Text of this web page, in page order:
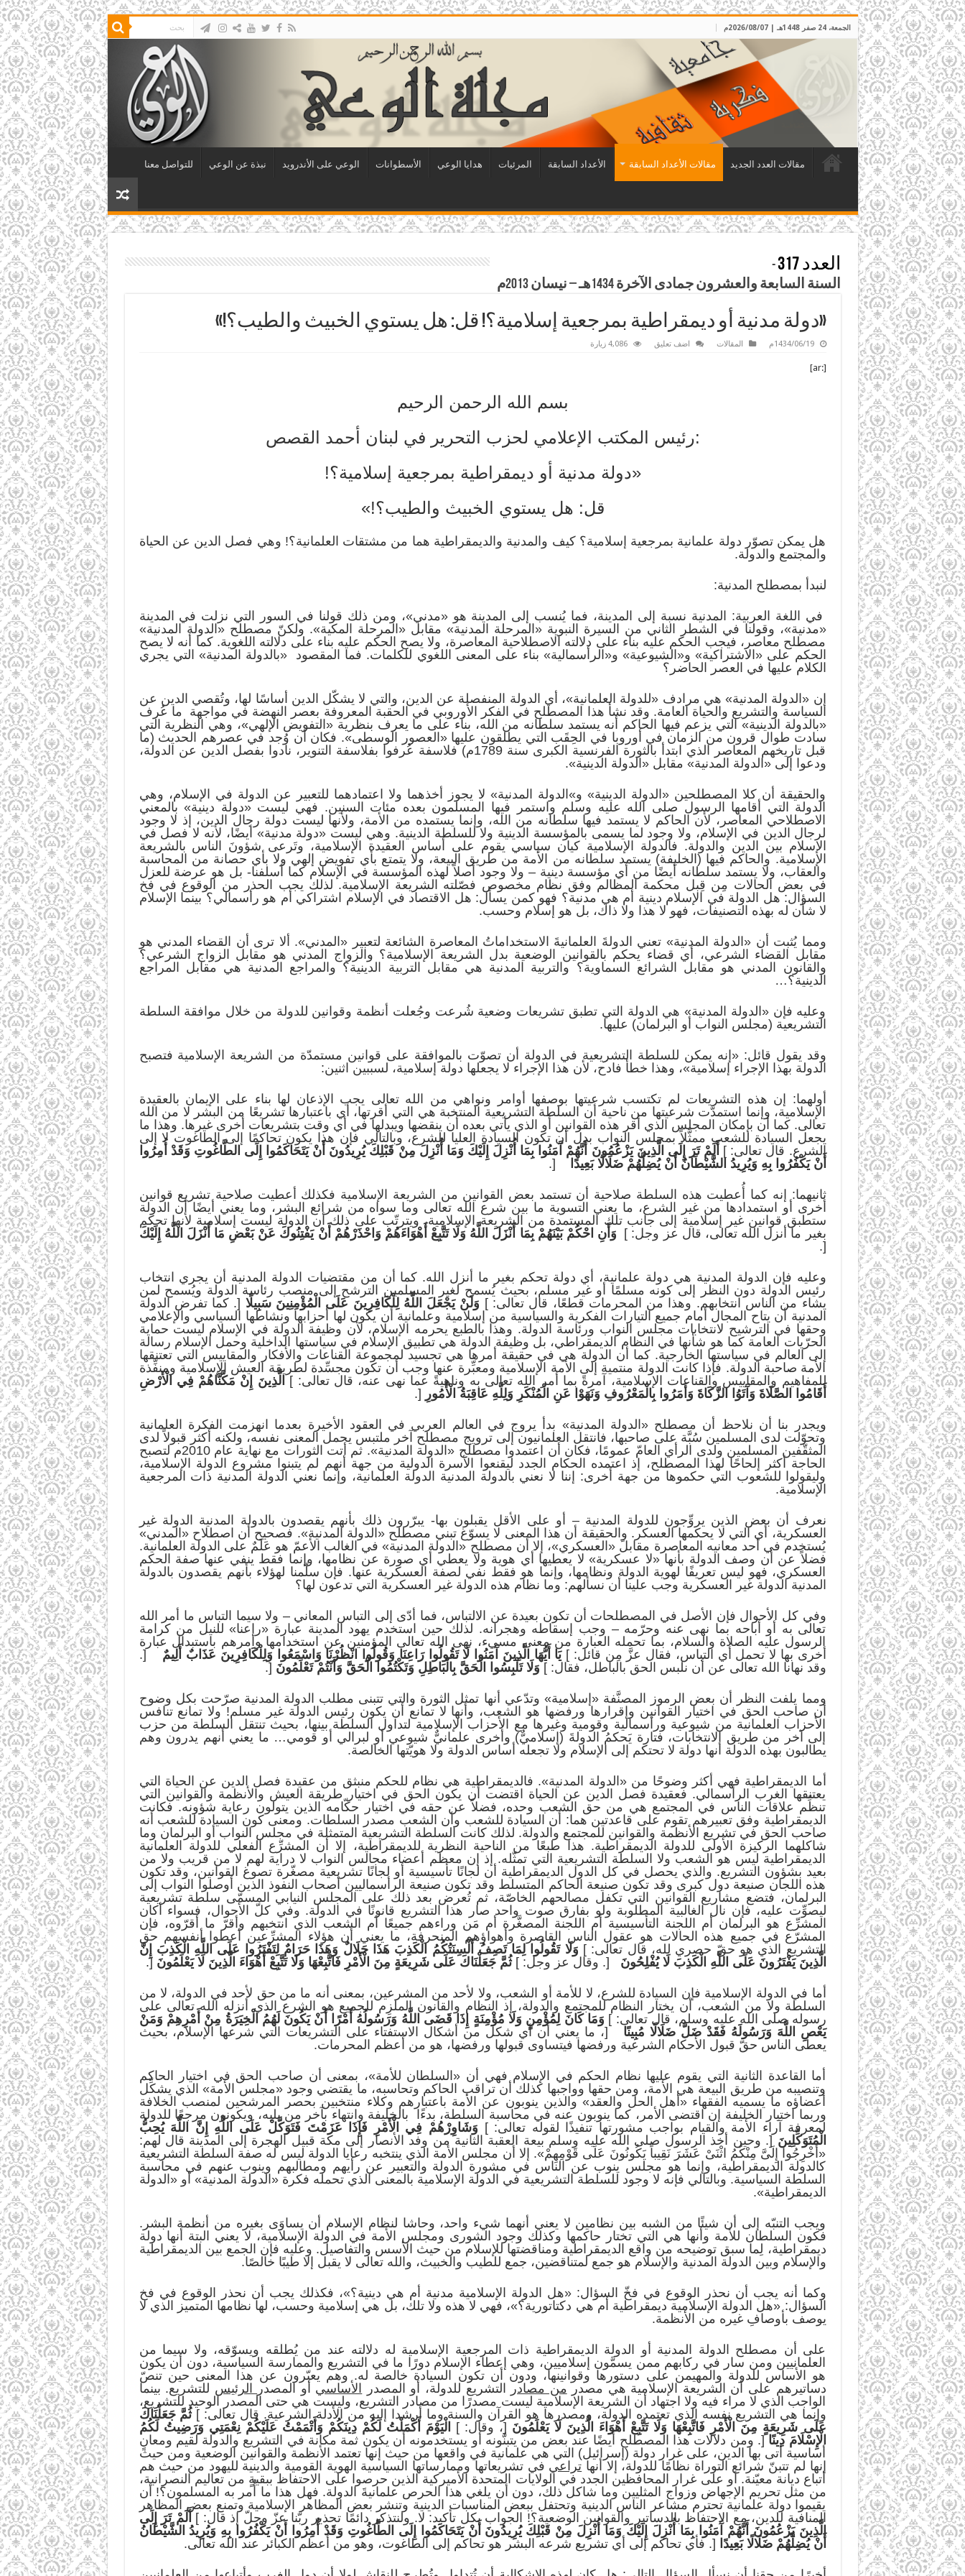
الجمعة، 24 صفر 1448هـ | 2026/08/07م
مقالات العدد الجديد مقالات الأعداد السابقة الأعداد السابقة المرئيات هدايا الوعي الأسطوانات الوعي على الأندرويد نبذة عن الوعي للتواصل معنا
العدد 317
-
السنة السابعة والعشرون جمادى الآخرة 1434هـ – نيسان 2013م
«دولة مدنية أو ديمقراطية بمرجعية إسلامية؟! قل: هل يستوي الخبيث والطيب؟!»
1434/06/19م المقالات اضف تعليق 4,086 زيارة
[:ar]
بسم الله الرحمن الرحيم
رئيس المكتب الإعلامي لحزب التحرير في لبنان أحمد القصص:
«دولة مدنية أو ديمقراطية بمرجعية إسلامية؟!
قل: هل يستوي الخبيث والطيب؟!»
هل يمكن تصوّر دولة علمانية بمرجعية إسلامية؟ كيف والمدنية والديمقراطية هما من مشتقات العلمانية؟! وهي فصل الدين عن الحياة
والمجتمع والدولة.
لنبدأ بمصطلح المدنية:
في اللغة العربية: المدنية نسبة إلى المدينة، فما يُنسب إلى المدينة هو «مدني»، ومن ذلك قولنا في السور التي نزلت في المدينة
«مدنية»، وقولنا في الشطر الثاني من السيرة النبوية «المرحلة المدنية» مقابل «المرحلة المكية». ولكنّ مصطلح «الدولة المدنية»
مصطلح معاصر، فيجب الحكم عليه بناء على دلالته الاصطلاحية المعاصرة، ولا يصح الحكم عليه بناء على دلالته اللغوية. كما أنه لا يصح
الحكم على «الاشتراكية» و«الشيوعية» و«الرأسمالية» بناء على المعنى اللغوي للكلمات. فما المقصود «بالدولة المدنية» التي يجري
الكلام عليها في العصر الحاضر؟
إن «الدولة المدنية» هي مرادف «للدولة العلمانية»، أي الدولة المنفصلة عن الدين، والتي لا يشكّل الدين أساسًا لها، وتُقصي الدين عن
السياسة والتشريع والحياة العامة. وقد نشأ هذا المصطلح في الفكر الأوروبي في الحقبة المعروفة بعصر النهضة في مواجهة ما عُرف
«بالدولة الدينية» التي يزعم فيها الحاكم أنه يستمد سلطانه من الله، بناء على ما يعرف بنظرية «التفويض الإلهي»، وهي النظرية التي
سادت طوال قرون من الزمان في أوروبا في الحِقَب التي يطلقون عليها «العصور الوسطى». فكان أن وُجد في عصرهم الحديث (ما
قبل تاريخهم المعاصر الذي ابتدأ بالثورة الفرنسية الكبرى سنة 1789م) فلاسفة عُرفوا بفلاسفة التنوير، نادوا بفصل الدين عن الدولة،
ودعوا إلى «الدولة المدنية» مقابل «الدولة الدينية».
والحقيقة أن كلا المصطلحين «الدولة الدينية» و»الدولة المدنية» لا يجوز أخذهما ولا اعتمادهما للتعبير عن الدولة في الإسلام، وهي
الدولة التي أقامها الرسول صلى الله عليه وسلم واستمر فيها المسلمون بعده مئات السنين. فهي ليست «دولة دينية» بالمعني
الاصطلاحي المعاصر، لأن الحاكم لا يستمد فيها سلطانه من الله، وإنما يستمده من الأمة، ولأنها ليست دولة رجال الدين، إذ لا وجود
لرجال الدين في الإسلام، ولا وجود لما يسمى بالمؤسسة الدينية ولا للسلطة الدينية. وهي ليست «دولة مدنية» أيضًا، لأنه لا فصل في
الإسلام بين الدين والدولة. فالدولة الإسلامية كيان سياسي يقوم على أساس العقيدة الإسلامية، وتَرعى شؤونَ الناس بالشريعة
الإسلامية. والحاكم فيها (الخليفة) يستمد سلطانه من الأمة من طريق البيعة، ولا يتمتع بأي تفويض إلهي ولا بأي حصانة من المحاسبة
والعقاب، ولا يستمد سلطانه أيضًا من أي مؤسسة دينية – ولا وجود أصلاً لهذه المؤسسة في الإسلام كما أسلفنا- بل هو عرضة للعزل
في بعض الحالات مِن قِبل محكمة المظالم وفق نظام مخصوص فصّلته الشريعة الإسلامية. لذلك يجب الحذر من الوقوع في فخ
السؤال: هل الدولة في الإسلام دينية أم هي مدنية؟ فهو كمن يسأل: هل الاقتصاد في الإسلام اشتراكي أم هو رأسمالي؟ بينما الإسلام
لا شأن له بهذه التصنيفات، فهو لا هذا ولا ذاك، بل هو إسلام وحسب.
ومما يُثبت أن «الدولة المدنية» تعني الدولةَ العلمانيةَ الاستخداماتُ المعاصرة الشائعة لتعبير «المدني». ألا ترى أن القضاء المدني هو
مقابل القضاء الشرعي، أي قضاء يحكم بالقوانين الوضعية بدل الشريعة الإسلامية؟ والزواج المدني هو مقابل الزواج الشرعي؟
والقانون المدني هو مقابل الشرائع السماوية؟ والتربية المدنية هي مقابل التربية الدينية؟ والمراجع المدنية هي مقابل المراجع
الدينية؟…
وعليه فإن «الدولة المدنية» هي الدولة التي تطبق تشريعات وضعية شُرعت وجُعلت أنظمة وقوانين للدولة من خلال موافقة السلطة
التشريعية (مجلس النواب أو البرلمان) عليها.
وقد يقول قائل: «إنه يمكن للسلطة التشريعية في الدولة أن تصوّت بالموافقة على قوانين مستمدّة من الشريعة الإسلامية فتصبح
الدولة بهذا الإجراء إسلامية»، وهذا خطأ فادح، لأن هذا الإجراء لا يجعلها دولة إسلامية، لسببين اثنين:
أولهما: إن هذه التشريعات لم تكتسب شرعيتها بوصفها أوامر ونواهي من الله تعالى يجب الإذعان لها بناء على الإيمان بالعقيدة
الإسلامية، وإنما استمدّت شرعيتها من ناحية أن السلطة التشريعية المنتخبة هي التي أقرتها، أي باعتبارها تشريعًا من البشر لا من الله
تعالى. كما أن بإمكان المجلس الذي أقر هذه القوانين أو الذي يأتي بعده أن ينقضها ويبدلها في أي وقت بتشريعات أخرى غيرها. وهذا ما
يجعل السيادة للشعب ممثَّلاً بمجلس النواب بدل أن تكون السيادة العليا للشرع، وبالتالي فإن هذا يكون تحاكمًا إلى الطاغوت لا إلى
الشرع. قال تعالى: ] أَلَمْ تَرَ إِلَى الَّذِينَ يَزْعُمُونَ أَنَّهُمْ آَمَنُوا بِمَا أُنْزِلَ إِلَيْكَ وَمَا أُنْزِلَ مِنْ قَبْلِكَ يُرِيدُونَ أَنْ يَتَحَاكَمُوا إِلَى الطَّاغُوتِ وَقَدْ أُمِرُوا
أَنْ يَكْفُرُوا بِهِ وَيُرِيدُ الشَّيْطَانُ أَنْ يُضِلَّهُمْ ضَلَالًا بَعِيدًا [.
ثانيهما: إنه كما أُعطيت هذه السلطة صلاحية أن تستمد بعض القوانين من الشريعة الإسلامية فكذلك أعطيت صلاحية تشريع قوانين
أخرى أو استمدادها من غير الشرع، ما يعني التسوية ما بين شرع الله تعالى وما سواه من شرائع البشر، وما يعني أيضًا أن الدولة
ستطبق قوانين غير إسلامية إلى جانب تلك المستمدة من الشريعة الإسلامية، ويترتّب على ذلك أن الدولة ليست إسلامية لأنها تحكم
بغير ما أنزل الله تعالى، قال عز وجل: ] وَأَنِ احْكُمْ بَيْنَهُمْ بِمَا أَنْزَلَ اللَّهُ وَلَا تَتَّبِعْ أَهْوَاءَهُمْ وَاحْذَرْهُمْ أَنْ يَفْتِنُوكَ عَنْ بَعْضِ مَا أَنْزَلَ اللَّهُ إِلَيْكَ
[.
وعليه فإن الدولة المدنية هي دولة علمانية، أي دولة تحكم بغير ما أنزل الله. كما أن من مقتضيات الدولة المدنية أن يجري انتخاب
رئيس الدولة دون النظر إلى كونه مسلمًا أو غير مسلم، بحيث يُسمح لغير المسلمين الترشح إلى منصب رئاسة الدولة ويُسمح لمن
يشاء من الناس انتخابهم. وهذا من المحرمات قطعًا، قال تعالى: ] وَلَنْ يَجْعَلَ اللَّهُ لِلْكَافِرِينَ عَلَى الْمُؤْمِنِينَ سَبِيلًا [. كما تفرض الدولة
المدنية أن يتاح المجال أمام جميع التيارات الفكرية والسياسية من إسلامية وعلمانية أن يكون لها أحزابها ونشاطها السياسي والإعلامي
وحقها في الترشيح لانتخابات مجلس النواب ورئاسة الدولة. وهذا بالطبع يحرمه الإسلام، لأن وظيفة الدولة في الإسلام ليست حماية
الحرّيات العامة كما هو شأنها في النظام الديمقراطي، بل وظيفة الدولة هي تطبيق الإسلام في سياستها الداخلية وحمل الإسلام رسالة
إلى العالم في سياستها الخارجية. كما أن الدولة هي في حقيقة أمرها هي تجسيد لمجموعة القناعات والأفكار والمقاييس التي تعتنقها
الأمة صاحبة الدولة. فإذا كانت الدولة منتمية إلى الأمة الإسلامية ومعبِّرة عنها وجب أن تكون مجسِّدة لطريقة العيش الإسلامية ومنفِّذة
للمفاهيم والمقاييس والقناعات الإسلامية، آمرةً بما أمر الله تعالى به وناهيةً عما نهى عنه، قال تعالى: ] الَّذِينَ إِنْ مَكَّنَّاهُمْ فِي الْأَرْضِ
أَقَامُوا الصَّلَاةَ وَآَتَوُا الزَّكَاةَ وَأَمَرُوا بِالْمَعْرُوفِ وَنَهَوْا عَنِ الْمُنْكَرِ وَلِلَّهِ عَاقِبَةُ الْأُمُورِ [.
ويجدر بنا أن نلاحظ أن مصطلح «الدولة المدنية» بدأ يروج في العالم العربي في العقود الأخيرة بعدما انهزمت الفكرة العلمانية
وتحوّلت لدى المسلمين سُبَّة على صاحبها، فانتقل العلمانيون إلى ترويج مصطلح آخر ملتبس يحمل المعنى نفسه، ولكنه أكثر قبولاً لدى
المثقّفين المسلمين ولدى الرأي العامّ عمومًا، فكان أن اعتمدوا مصطلح «الدولة المدنية». ثم أتت الثورات مع نهاية عام 2010م لتصبح
الحاجة أكثر إلحاحًا لهذا المصطلح، إذ اعتمده الحكام الجدد ليقنعوا الأسرة الدولية من جهة أنهم لم يتبنوا مشروع الدولة الإسلامية،
وليقولوا للشعوب التي حكموها من جهة أخرى: إننا لا نعني بالدولة المدنية الدولة العلمانية، وإنما نعني الدولة المدنية ذات المرجعية
الإسلامية.
نعرف أن بعض الذين يروِّجون للدولة المدنية – أو على الأقل يقبلون بها- يبرّرون ذلك بأنهم يقصدون بالدولة المدنية الدولة غير
العسكرية، أي التي لا يحكمها العسكر. والحقيقة أن هذا المعنى لا يسوّغ تبني مصطلح «الدولة المدنية». فصحيح أن اصطلاح «المدني»
يُستخدم في أحد معانيه المعاصرة مقابلَ «العسكري»، إلا أن مصطلح «الدولة المدنية» في الغالب الأعمّ هو عَلَمٌ على الدولة العلمانية.
فضلاً عن أن وصف الدولة بأنها «لا عسكرية» لا يعطيها أي هوية ولا يعطي أي صورة عن نظامها، وإنما فقط ينفي عنها صفة الحكم
العسكري، فهو ليس تعريفًا لهوية الدولة ونظامها، وإنما هو فقط نفي لصفة العسكرية عنها. فإن سلّمنا لهؤلاء بأنهم يقصدون بالدولة
المدنية الدولة غير العسكرية وجب علينا أن نسألهم: وما نظام هذه الدولة غير العسكرية التي تدعون لها؟
وفي كل الأحوال فإن الأصل في المصطلحات أن تكون بعيدة عن الالتباس، فما أدّى إلى التباس المعاني – ولا سيما التباس ما أمر الله
تعالى به أو أباحه بما نهى عنه وحرّمه – وجب إسقاطه وهجرانه. لذلك حين استخدم يهود المدينة عبارة «راعنا» للنيل من كرامة
الرسول عليه الصلاة والسلام، بما تحمله العبارة من معنى مسيء، نهى الله تعالى المؤمنين عن استخدامها وأمرهم باستبدال عبارة
أخرى بها لا تحمل أي التباس، فقال عزَّ مِن قائل: ]يَا أَيُّهَا الَّذِينَ آَمَنُوا لَا تَقُولُوا رَاعِنَا وَقُولُوا انْظُرْنَا وَاسْمَعُوا وَلِلْكَافِرِينَ عَذَابٌ أَلِيمٌ [.
وقد نهانا الله تعالى عن أن نلبس الحق بالباطل، فقال: ]وَلَا تَلْبِسُوا الْحَقَّ بِالْبَاطِلِ وَتَكْتُمُوا الْحَقَّ وَأَنْتُمْ تَعْلَمُونَ [.
ومما يلفت النظر أن بعض الرموز المصنَّفة «إسلامية» وتدّعي أنها تمثل الثورة والتي تتبنى مطلب الدولة المدنية صرّحت بكل وضوح
أن صاحب الحق في اختيار القوانين وإقرارها ورفضها هو الشعب، وأنها لا تمانع أن يكون رئيس الدولة غير مسلم! ولا تمانع تنافس
الأحزاب العلمانية من شيوعية ورأسمالية وقومية وغيرها مع الأحزاب الإسلامية لتداول السلطة بينها، بحيث تنتقل السلطة من حزب
إلى آخر من طريق الانتخابات، فتارة يَحكمُ الدولةَ (إسلاميٌّ) وأخرى علمانيٌّ شيوعي أو لبرالي أو قومي… ما يعني أنهم يدرون وهم
يطالبون بهذه الدولة أنها دولة لا تحتكم إلى الإسلام ولا تجعله أساس الدولة ولا هويّتها الخالصة.
أما الديمقراطية فهي أكثر وضوحًا من «الدولة المدنية». فالديمقراطية هي نظام للحكم منبثق من عقيدة فصل الدين عن الحياة التي
يعتنقها الغرب الرأسمالي. فعقيدة فصل الدين عن الحياة اقتضت أن يكون الحق في اختيار طريقة العيش والأنظمة والقوانين التي
تنظِّم علاقات الناس في المجتمع هي من حق الشعب وحده، فضلاً عن حقه في اختيار حكّامه الذين يتولون رعاية شؤونه. فكانت
الديمقراطية وفق تعبيرهم تقوم على قاعدتين هما: أن السيادة للشعب وأن الشعب مصدر السلطات. ومعنى كون السيادة للشعب أنه
صاحب الحق في تشريع الأنظمة والقوانين للمجتمع والدولة. لذلك كانت السلطة التشريعية المتمثلة في مجلس النواب أو البرلمان وما
شاكلهما الركيزة الأولى للدولة الديمقراطية. هذا طبعًا من الناحية النظرية للديمقراطية، إلا أن المشرِّع الفعلي للدولة العلمانية
الديمقراطية ليس هو الشعب ولا السلطة التشريعية التي تمثّله. إذ إن معظم أعضاء مجالس النواب لا دراية لهم لا من قريب ولا من
بعيد بشؤون التشريع. والذي يحصل في كل الدول الديمقراطية أن لجانًا تأسيسية أو لجانًا تشريعية مصغّرة تصوغ القوانين، وقد تكون
هذه اللجان صنيعة دول كبرى وقد تكون صنيعة الحاكم المتسلط وقد تكون صنيعة الرأسماليين أصحاب النفوذ الذين أوصلوا النواب إلى
البرلمان، فتضع مشاريع القوانين التي تكفل مصالحهم الخاصّة، ثم تُعرض بعد ذلك على المجلس النيابي المسمّى سلطة تشريعية
ليصوِّت عليه، فإن نال الغالبية المطلوبة ولو بفارق صوت واحد صار هذا التشريع قانونًا في الدولة. وفي كلّ الأحوال، فسواء أكان
المشرِّع هو البرلمان أم اللجنة التأسيسية أم اللجنة المصغَّرة أم مَن وراءهم جميعًا أم الشعب الذي انتخبهم وأقرّ ما أقرّوه، فإن
المشرّع في جميع هذه الحالات هو عقول الناس القاصرة وأهواؤهم المنحرفة، ما يعني أن هؤلاء المشرِّعين أعطوا أنفسهم حق
التشريع الذي هو حقّ حصري لله، قال تعالى: ] وَلَا تَقُولُوا لِمَا تَصِفُ أَلْسِنَتُكُمُ الْكَذِبَ هَذَا حَلَالٌ وَهَذَا حَرَامٌ لِتَفْتَرُوا عَلَى اللَّهِ الْكَذِبَ إِنَّ
الَّذِينَ يَفْتَرُونَ عَلَى اللَّهِ الْكَذِبَ لَا يُفْلِحُونَ [. وقال عز وجل: ]ثُمَّ جَعَلْنَاكَ عَلَى شَرِيعَةٍ مِنَ الْأَمْرِ فَاتَّبِعْهَا وَلَا تَتَّبِعْ أَهْوَاءَ الَّذِينَ لَا يَعْلَمُونَ[.
أما في الدولة الإسلامية فإن السيادة للشرع، لا للأمة أو الشعب، ولا لأحد من المشرعين، بمعنى أنه ما من حق لأحد في الدولة، لا من
السلطة ولا من الشعب، أن يختار النظام للمجتمع والدولة، إذ النظام والقانون الملزِم للجميع هو الشرع الذي أنزله الله تعالى على
رسوله صلى الله عليه وسلم، قال تعالى: ] وَمَا كَانَ لِمُؤْمِنٍ وَلَا مُؤْمِنَةٍ إِذَا قَضَى اللَّهُ وَرَسُولُهُ أَمْرًا أَنْ يَكُونَ لَهُمُ الْخِيَرَةُ مِنْ أَمْرِهِمْ وَمَنْ
يَعْصِ اللَّهَ وَرَسُولَهُ فَقَدْ ضَلَّ ضَلَالًا مُبِينًا [، ما يعني أن أي شكل من أشكال الاستفتاء على التشريعات التي شرعها الإسلام، بحيث
يعطى الناس حقّ قبول الأحكام الشرعية ورفضها فيتساوى قبولها ورفضها، هو من أعظم المحرمات.
أما القاعدة الثانية التي يقوم عليها نظام الحكم في الإسلام فهي أن «السلطان للأمة»، بمعنى أن صاحب الحق في اختيار الحاكم
وتنصيبه من طريق البيعة هي الأمة، ومن حقها وواجبها كذلك أن تراقب الحاكم وتحاسبه، ما يقتضي وجود «مجلس الأمة» الذي يشكِّل
أعضاؤه ما يسميه الفقهاء «أهل الحل والعقد» والذين ينوبون عن الأمة باعتبارهم وكلاء منتخبين بحصر المرشحين لمنصب الخلافة
وربما اختيار الخليفة إن اقتضى الأمر، كما ينوبون عنه في محاسبة السلطة، بدءًا بالخليفة وانتهاء بآخر من يليه، ويكونون مرجعًا للدولة
لمعرفة آراء الأمة والقيام بواجب مشورتها تنفيذًا لقوله تعالى: ] وَشَاوِرْهُمْ فِي الْأَمْرِ فَإِذَا عَزَمْتَ فَتَوَكَّلْ عَلَى اللَّهِ إِنَّ اللَّهَ يُحِبُّ
الْمُتَوَكِّلِينَ[. وحين أخذ الرسول صلى الله عليه وسلم بيعة العقبة الثانية من وفد الأنصار إلى مكة قبيل الهجرة إلى المدينة قال لهم:
«أَخْرِجُوا إِلَىَّ مِنْكُمُ اثْنَىْ عَشَرَ نَقِيباً يَكُونُونَ عَلَى قَوْمِهِمْ». إلا أن مجلس الأمة الذي ينتخبه رعايا الدولة ليس له صفة السلطة التشريعية
كالدولة الديمقراطية، وإنما هو مجلس ينوب عن الناس في مشورة الدولة والتعبير عن رأيهم ومطالبهم وينوب عنهم في محاسبة
السلطة السياسية. وبالتالي فإنه لا وجود للسلطة التشريعية في الدولة الإسلامية بالمعنى الذي تحمله فكرة «الدولة المدنية» أو «الدولة
الديمقراطية».
ويجب التنبّه إلى أن شيئًا من الشبه بين نظامين لا يعني أنهما شيء واحد، وحاشا لنظام الإسلام أن يساوَى بغيره من أنظمة البشر.
فكون السلطان للأمة وأنها هي التي تختار حاكمها وكذلك وجود الشورى ومجلس الأمة في الدولة الإسلامية، لا يعني البتة أنها دولة
ديمقراطية، لِما سبق توضيحه من واقع الديمقراطية ومناقضتها للإسلام من حيث الأسس والتفاصيل. وعليه فإن الجمع بين الديمقراطية
والإسلام وبين الدولة المدنية والإسلام هو جمع لمتناقضين، جمع للطيب والخبيث، والله تعالى لا يقبل إلا طيبًا خالصًا.
وكما أنه يجب أن نحذر الوقوع في فخّ السؤال: «هل الدولة الإسلامية مدنية أم هي دينية؟»، فكذلك يجب أن نحذر الوقوع في فخ
السؤال: «هل الدولة الإسلامية ديمقراطية أم هي دكتاتورية؟»، فهي لا هذه ولا تلك، بل هي إسلامية وحسب، لها نظامها المتميز الذي لا
يوصف بأوصافِ غيره من الأنظمة.
على أن مصطلح الدولة المدنية أو الدولة الديمقراطية ذات المرجعية الإسلامية له دلالته عند من يُطلقه ويسوّقه، ولا سيما من
العلمانيين ومن سار في ركابهم ممن يسمَّون إسلاميين، وهي إعطاء الإسلام دورًا ما في التشريع والممارسة السياسية، دون أن يكون
هو الأساس للدولة والمهيمن على دستورها وقوانينها، ودون أن تكون السيادة خالصة له. وهم يعبّرون عن هذا المعنى حين تنصّ
دساتيرهم على أن الشريعة الإسلامية هي مصدر من مصادر التشريع للدولة، أو المصدر الأساسي أو المصدر الرئيس للتشريع. بينما
الواجب الذي لا مراء فيه ولا اجتهاد أن الشريعة الإسلامية ليست مصدرًا من مصادر التشريع، وليست هي حتى المصدر الوحيد للتشريع،
وإنما هي التشريع نفسه الذي تعتمده الدولة، ومصدرها هو القرآن والسنة وما أرشدا إليه من الأدلة الشرعية. قال تعالى: ]ثُمَّ جَعَلْنَاكَ
عَلَى شَرِيعَةٍ مِنَ الْأَمْرِ فَاتَّبِعْهَا وَلَا تَتَّبِعْ أَهْوَاءَ الَّذِينَ لَا يَعْلَمُونَ [، وقال: ]
الْيَوْمَ أَكْمَلْتُ لَكُمْ دِينَكُمْ وَأَتْمَمْتُ عَلَيْكُمْ نِعْمَتِي وَرَضِيتُ لَكُمُ
الْإِسْلَامَ دِينًا[. ومن دلالات هذا المصطلح أيضًا عند بعض من يتبنَّونه أو يستخدمونه أن يكون ثمة مكانة في التشريع والدولة لقيم ومعانٍ
أساسية أتى بها الدين، على غرار دولة (إسرائيل) التي هي علمانية في واقعها من حيث إنها تعتمد الأنظمة والقوانين الوضعية ومن حيث
إنها لم تتبنّ شرائع التوراة نظامًا للدولة، إلا أنها تراعي في تشريعاتها وممارساتها السياسية الهوية القومية والدينية لليهود من حيث هم
أتباع ديانة معيّنة. أو على غرار المحافظين الجدد في الولايات المتحدة الأميركية الذين حرصوا على الاحتفاظ ببقيةٍ من تعاليم النصرانية،
من مثل تحريم الإجهاض وزواج المثليين وما شاكل ذلك، دون أن يلغي هذا الحرص علمانيةَ الدولة. فهل هذا ما أُمر به المسلمون؟! أن
يقيموا دولة علمانية تحترم مشاعر الناس الدينية وتحتفل ببعض المناسبات الدينية وتنشر بعض المظاهر الإسلامية وتمنع بعض المظاهر
المنافية للدين، مع الاحتفاظ بالدساتير والقوانين الوضعية؟! الجواب بكل تأكيد: لا. ولنتذكر دائمًا تحذير ربّنا عزّ وجلّ إذ قال: ]أَلَمْ تَرَ إِلَى
الَّذِينَ يَزْعُمُونَ أَنَّهُمْ آَمَنُوا بِمَا أُنْزِلَ إِلَيْكَ وَمَا أُنْزِلَ مِنْ قَبْلِكَ يُرِيدُونَ أَنْ يَتَحَاكَمُوا إِلَى الطَّاغُوتِ وَقَدْ أُمِرُوا أَنْ يَكْفُرُوا بِهِ وَيُرِيدُ الشَّيْطَانُ
أَنْ يُضِلَّهُمْ ضَلَالًا بَعِيدًا [. فأي تحاكم إلى أي تشريع شرعه البشر هو تحاكم إلى الطاغوت، وهو من أعظم الكبائر عند الله تعالى.